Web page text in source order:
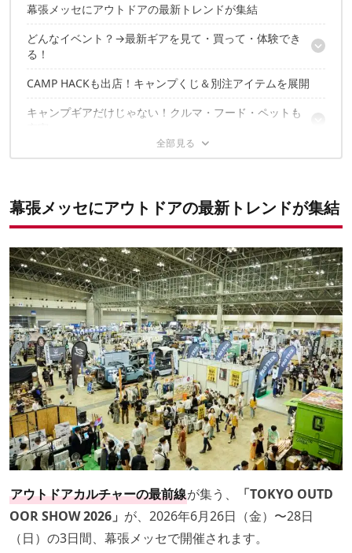
幕張メッセにアウトドアの最新トレンドが集結
どんなイベント？→最新ギアを見て・買って・体験でき
る！
SOTO・tab.・キャプテンスタッグなど注目ブランドが多数出展
CAMP HACKも出店！キャンプくじ＆別注アイテムを展開
キャンプギアだけじゃない！クルマ・フード・ペットも
クルマ好きはモビリティ展示も必見
愛犬連れはTOKYO DOG SHOWも一緒に楽しめる
開場時間やチケットは？
幕張メッセにアウトドアの最新トレンドが集結
アウトドアカルチャーの最前線が集う、
「TOKYO OUTD
OOR SHOW 2026」 が、2026年6月26日（金）〜28日
（日）の3日間、幕張メッセで開催されます。